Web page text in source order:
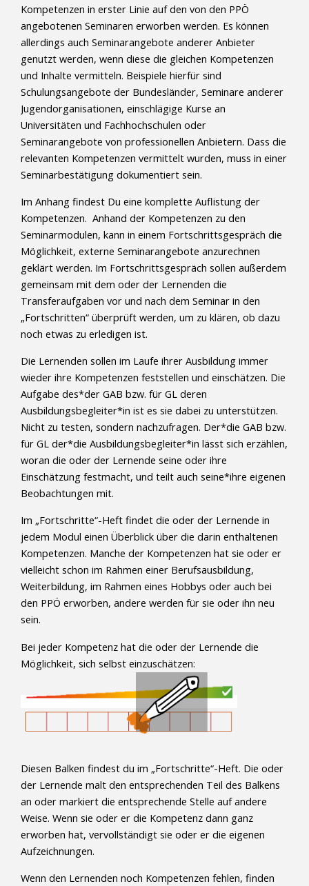
Kompetenzen in erster Linie auf den von den PPÖ
angebotenen Seminaren erworben werden. Es können
allerdings auch Seminarangebote anderer Anbieter
genutzt werden, wenn diese die gleichen Kompetenzen
und Inhalte vermitteln. Beispiele hierfür sind
Schulungsangebote der Bundesländer, Seminare anderer
Jugendorganisationen, einschlägige Kurse an
Universitäten und Fachhochschulen oder
Seminarangebote von professionellen Anbietern. Dass die
relevanten Kompetenzen vermittelt wurden, muss in einer
Seminarbestätigung dokumentiert sein.
Im Anhang findest Du eine komplette Auflistung der
Kompetenzen. Anhand der Kompetenzen zu den
Seminarmodulen, kann in einem Fortschrittsgespräch die
Möglichkeit, externe Seminarangebote anzurechnen
geklärt werden. Im Fortschrittsgespräch sollen außerdem
gemeinsam mit dem oder der Lernenden die
Transferaufgaben vor und nach dem Seminar in den
„Fortschritten“ überprüft werden, um zu klären, ob dazu
noch etwas zu erledigen ist.
Die Lernenden sollen im Laufe ihrer Ausbildung immer
wieder ihre Kompetenzen feststellen und einschätzen. Die
Aufgabe des*der GAB bzw. für GL deren
Ausbildungsbegleiter*in ist es sie dabei zu unterstützen.
Nicht zu testen, sondern nachzufragen. Der*die GAB bzw.
für GL der*die Ausbildungsbegleiter*in lässt sich erzählen,
woran die oder der Lernende seine oder ihre
Einschätzung festmacht, und teilt auch seine*ihre eigenen
Beobachtungen mit.
Im „Fortschritte“-Heft findet die oder der Lernende in
jedem Modul einen Überblick über die darin enthaltenen
Kompetenzen. Manche der Kompetenzen hat sie oder er
vielleicht schon im Rahmen einer Berufsausbildung,
Weiterbildung, im Rahmen eines Hobbys oder auch bei
den PPÖ erworben, andere werden für sie oder ihn neu
sein.
Bei jeder Kompetenz hat die oder der Lernende die
Möglichkeit, sich selbst einzuschätzen:
Diesen Balken findest du im „Fortschritte“-Heft. Die oder
der Lernende malt den entsprechenden Teil des Balkens
an oder markiert die entsprechende Stelle auf andere
Weise. Wenn sie oder er die Kompetenz dann ganz
erworben hat, vervollständigt sie oder er die eigenen
Aufzeichnungen.
Wenn den Lernenden noch Kompetenzen fehlen, finden